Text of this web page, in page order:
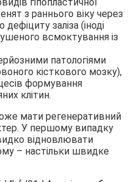
з раннього віку через
заліза (іноді
всмоктування із
патологіями
кісткового мозку),
формування
клітин.
мати регенеративний
У першому випадку
відновлювати
– настільки швидке